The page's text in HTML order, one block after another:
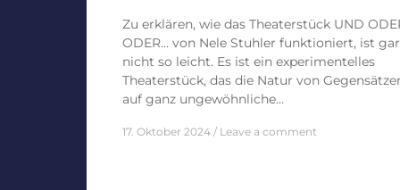
Zu erklären, wie das Theaterstück UND
ODER… von Nele Stuhler funktioniert, ist gar
nicht so leicht. Es ist ein experimentelles
Theaterstück, das die Natur von
auf ganz ungewöhnliche…
17. Oktober 2024 Leave a comment